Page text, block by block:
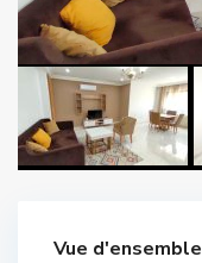
Vue d'ensemble